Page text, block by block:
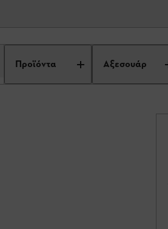
Προϊόντα Αξεσουάρ